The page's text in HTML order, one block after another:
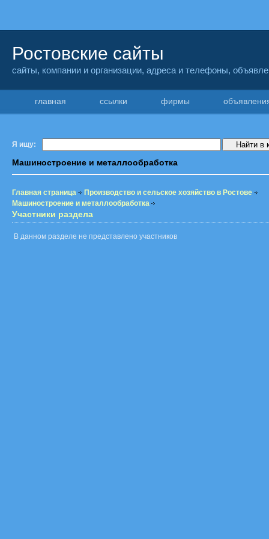
Ростовские сайты
сайты, компании и организации, адреса и телефоны,
главная ссылки фирмы
Я ищу:
Машиностроение и металлообработка
Главная страница
Производство и сельское хозяйство в Ростове
Машиностроение и металлообработка
Участники раздела
В данном разделе не представлено участников